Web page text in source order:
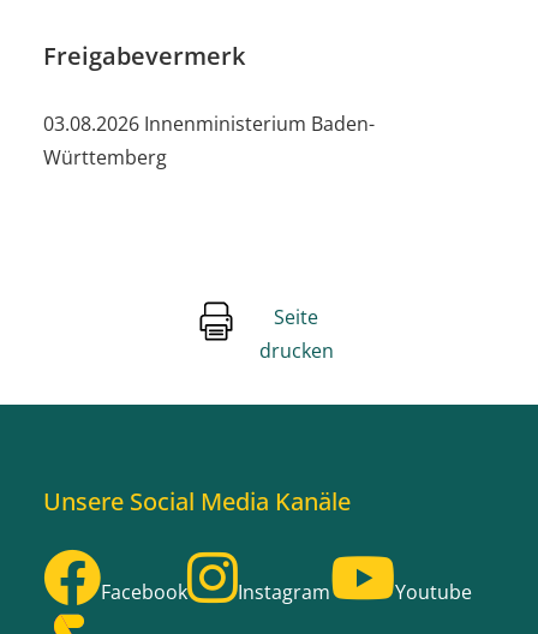
Freigabevermerk
03.08.2026 Innenministerium Baden-
Württemberg
Seite
drucken
Unsere Social Media Kanäle
Facebook Instagram Youtube